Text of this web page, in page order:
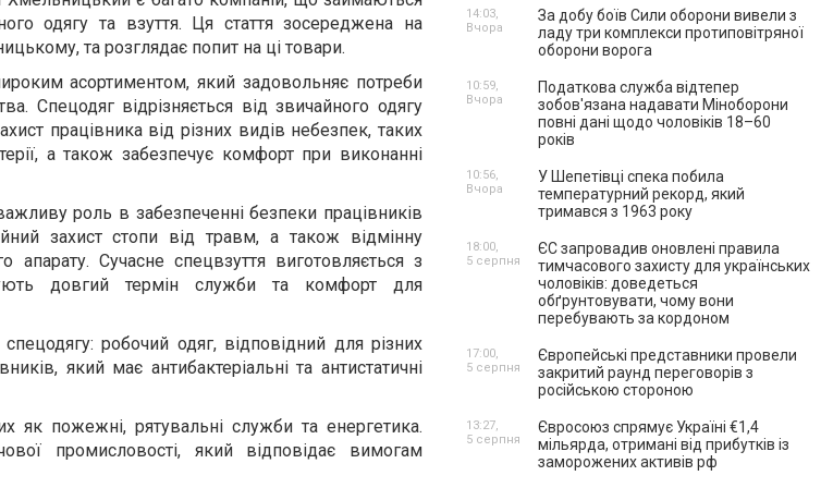
одягу та взуття. Ця стаття зосереджена на
та розглядає попит на ці товари.
асортиментом, який задовольняє потреби
Спецодяг відрізняється від звичайного одягу
працівника від різних видів небезпек, таких
а також забезпечує комфорт при виконанні
роль в забезпеченні безпеки працівників
захист стопи від травм, а також відмінну
апарату. Сучасне спецвзуття виготовляється з
довгий термін служби та комфорт для
робочий одяг, відповідний для різних
який має антибактеріальні та антистатичні
пожежні, рятувальні служби та енергетика.
промисловості, який відповідає вимогам
За добу боїв Сили оборони вивели з
ладу три комплекси протиповітряної
оборони ворога
14:03,
Вчора
Податкова служба відтепер
зобов'язана надавати Міноборони
повні дані щодо чоловіків 18–60
років
10:59,
Вчора
У Шепетівці спека побила
температурний рекорд, який
тримався з 1963 року
10:56,
Вчора
ЄС запровадив оновлені правила
тимчасового захисту для українських
чоловіків: доведеться
обґрунтовувати, чому вони
перебувають за кордоном
18:00,
5 серпня
Європейські представники провели
закритий раунд переговорів з
російською стороною
17:00,
5 серпня
Євросоюз спрямує Україні €1,4
мільярда, отримані від прибутків із
заморожених активів рф
13:27,
5 серпня